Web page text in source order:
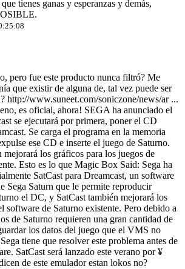
tienes ganas y esperanzas y demás,
pero fue este producto nunca filtró? Me
que existir de alguna de, tal vez puede ser
http://www.suneet.com/soniczone/news/ar ...
es oficial, ahora! SEGA ha anunciado el
se ejecutará por primera, poner el CD
Se carga el programa en la memoria
ese CD e inserte el juego de Saturno.
mejorará los gráficos para los juegos de
Esto es lo que Magic Box Said: Sega ha
SatCast para Dreamcast, un software
Sega Saturn que le permite reproducir
el DC, y SatCast también mejorará los
software de Saturno existente. Pero debido a
de Saturno requieren una gran cantidad de
los datos del juego que el VMS no
tiene que resolver este problema antes de
SatCast será lanzado este verano por ¥
de este emulador estan lokos no?